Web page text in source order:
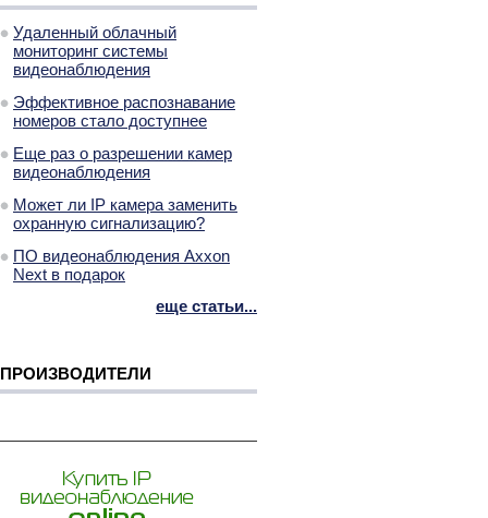
Удаленный облачный
мониторинг системы
видеонаблюдения
Эффективное распознавание
номеров стало доступнее
Еще раз о разрешении камер
видеонаблюдения
Может ли IP камера заменить
охранную сигнализацию?
ПО видеонаблюдения Axxon
Next в подарок
еще статьи...
ПРОИЗВОДИТЕЛИ